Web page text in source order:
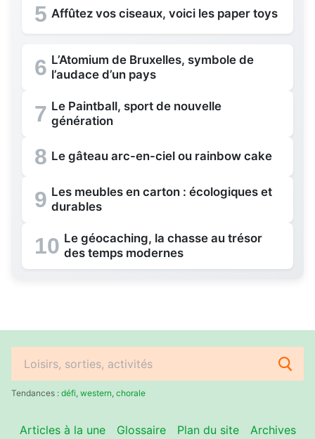
5 Affûtez vos ciseaux, voici les paper toys
6 L’Atomium de Bruxelles, symbole de
l’audace d’un pays
7 Le Paintball, sport de nouvelle
génération
8 Le gâteau arc-en-ciel ou rainbow cake
9 Les meubles en carton : écologiques et
durables
10 Le géocaching, la chasse au trésor
des temps modernes
Rechercher
:Tendances : défi western chorale
Articles à la une Glossaire Plan du site
Archives